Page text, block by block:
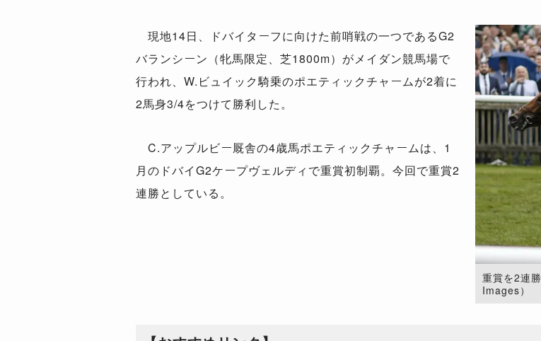
重賞を2連
Images）
現地14日、ドバイターフに向けた前哨戦の一つであるG2
バランシーン（牝馬限定、芝1800m）がメイダン競馬場で
行われ、W.ビュイック騎乗のポエティックチャームが2着に
2馬身3/4をつけて勝利した。
C.アップルビー厩舎の4歳馬ポエティックチャームは、1
月のドバイG2ケープヴェルディで重賞初制覇。今回で重賞2
連勝としている。